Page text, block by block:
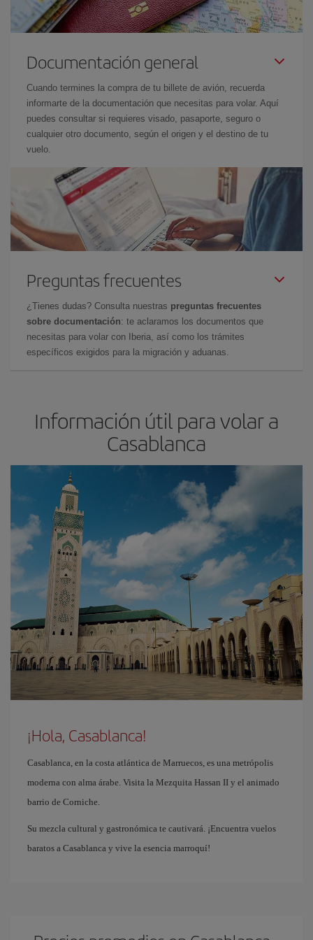
Documentación general
Cuando termines la compra de tu billete de avión, recuerda
informarte de la documentación que necesitas para volar. Aquí
puedes consultar si requieres visado, pasaporte, seguro o
cualquier otro documento, según el origen y el destino de tu
vuelo.
Preguntas frecuentes
¿Tienes dudas? Consulta nuestras preguntas frecuentes
sobre documentación: te aclaramos los documentos que
necesitas para volar con Iberia, así como los trámites
específicos exigidos para la migración y aduanas.
Información útil para volar a
Casablanca
¡Hola, Casablanca!
Casablanca, en la costa atlántica de Marruecos, es una metrópolis
moderna con alma árabe. Visita la Mezquita Hassan II y el animado
barrio de Corniche.
Su mezcla cultural y gastronómica te cautivará. ¡Encuentra vuelos
baratos a Casablanca y vive la esencia marroquí!